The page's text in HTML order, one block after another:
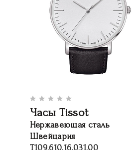
Часы Tissot
Нержавеющая сталь
Швейцария
T109.610.16.031.00